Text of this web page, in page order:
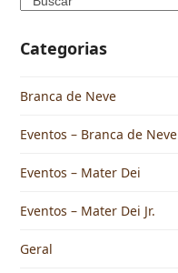
Categorias
Branca de Neve
Eventos – Branca de Neve
Eventos – Mater Dei
Eventos – Mater Dei Jr.
Geral